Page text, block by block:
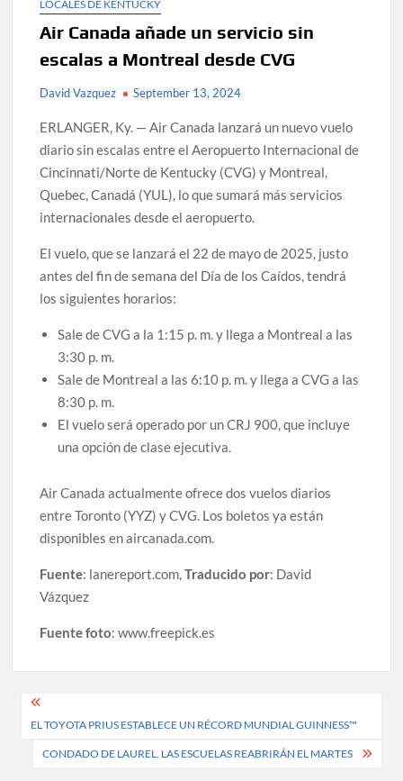
LOCALES DE KENTUCKY
Air Canada añade un servicio sin
escalas a Montreal desde CVG
David Vazquez September 13, 2024
ERLANGER, Ky. — Air Canada lanzará un nuevo vuelo
diario sin escalas entre el Aeropuerto Internacional de
Cincinnati/Norte de Kentucky (CVG) y Montreal,
Quebec, Canadá (YUL), lo que sumará más servicios
internacionales desde el aeropuerto.
El vuelo, que se lanzará el 22 de mayo de 2025, justo
antes del fin de semana del Día de los Caídos, tendrá
los siguientes horarios:
Sale de CVG a la 1:15 p. m. y llega a Montreal a las
3:30 p. m.
Sale de Montreal a las 6:10 p. m. y llega a CVG a las
8:30 p. m.
El vuelo será operado por un CRJ 900, que incluye
una opción de clase ejecutiva.
Air Canada actualmente ofrece dos vuelos diarios
entre Toronto (YYZ) y CVG. Los boletos ya están
disponibles en aircanada.com.
Fuente: lanereport.com,Traducido por: David
Vázquez
Fuente foto: www.freepick.es
Post
navigation
EL TOYOTA PRIUS ESTABLECE UN RÉCORD MUNDIAL GUINNESS™
CONDADO DE LAUREL. LAS ESCUELAS REABRIRÁN EL MARTES